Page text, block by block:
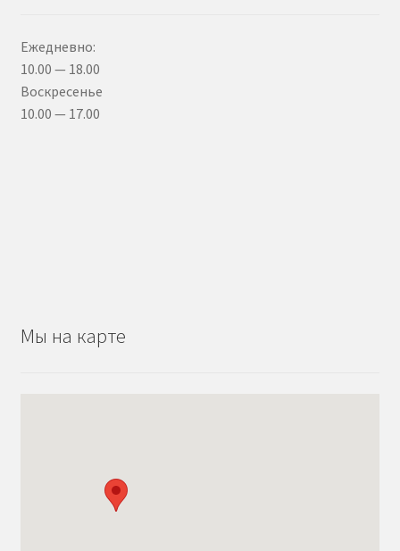
Ежедневно:
10.00 — 18.00
Воскресенье
10.00 — 17.00
Мы на карте